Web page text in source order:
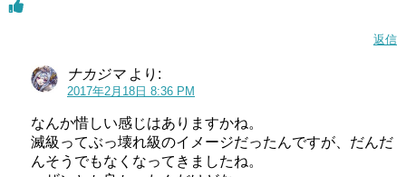
返信
ナカジマ より:
2017年2月18日 8:36 PM
なんか惜しい感じはありますかね。
滅級ってぶっ壊れ級のイメージだったんですが、だんだ
んそうでもなくなってきましたね。